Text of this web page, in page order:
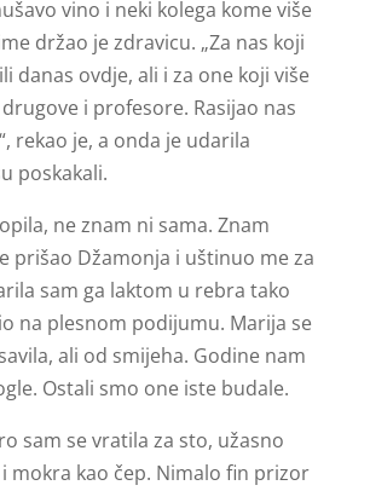
vino i neki kolega kome više
držao je zdravicu. „Za nas koji
danas ovdje, ali i za one koji više
i profesore. Rasijao nas
rekao je, a onda je udarila
poskakali.
ne znam ni sama. Znam
prišao Džamonja i uštinuo me za
sam ga laktom u rebra tako
na plesnom podijumu. Marija se
ali od smijeha. Godine nam
Ostali smo one iste budale.
sam se vratila za sto, užasno
mokra kao čep. Nimalo fin prizor